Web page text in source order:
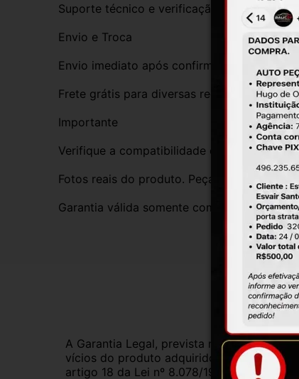
Suporte técnico e verificação de
Envio e Troca
Envio imediato após confirmação da compra
Frete grátis para diversas regiões do Brasil
Importante
Verifique a compatibilidade com seu
Fotos reais do produto. Peça exatamente
Garantia válida somente com instalação por
A Garantia Legal, prevista no Código de
vícios do produto adquirido.Na
artigo 18 da Lei nº 8.078/1990, ou,